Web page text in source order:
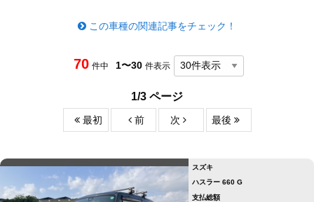
この車種の関連記事をチェック！
70 件中 1〜30 件表示
1/3 ページ
最初 前 次 最後
スズキ
ハスラー 660 G
支払総額